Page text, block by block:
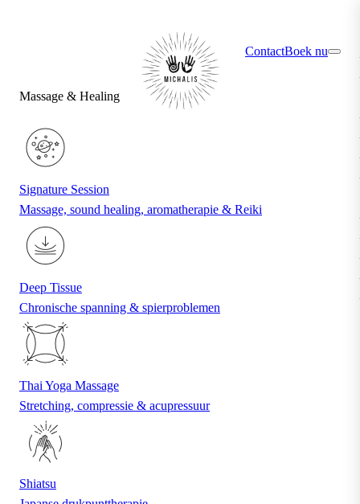
ContactBoek nu
Massage & Healing
Signature Session
Massage, sound healing, aromatherapie & Reiki
Deep Tissue
Chronische spanning & spierproblemen
Thai Yoga Massage
Stretching, compressie & acupressuur
Shiatsu